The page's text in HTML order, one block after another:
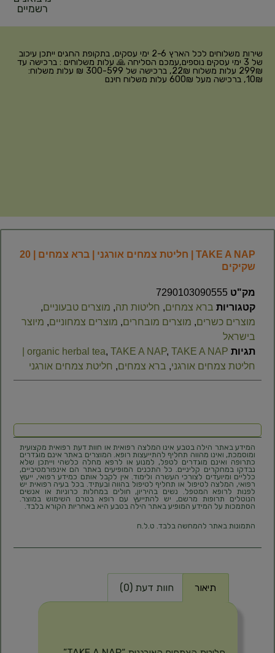
רשמיים
שירות משלוחים לכל הארץ 2-6 ימי עסקים, בתקופת החגים ייתכן עיכוב
של 3 ימי עסקים נוספים,עמכם הסליחה 🙏 עלות משלוחים : ברכישה עד
299₪ עלות משלוח 22₪, ברכישה של 300-599 ₪ עלות משלוח:
10₪, ברכישה מעל 600₪ עלות משלוח חינם
TAKE A NAP | חליטת צמחים אורגני | ברא צמחים | 20
שקיקים
מק"ט 7290103090555
קטגוריות ברא צמחים, חליטות תה, מוצרים טבעוניים,
מוצרים כשרים, מוצרים מובחרים, מוצרים צמחוניים, מיוצר
בישראל
תגיות
organic herbal tea, TAKE A NAP,
חליטת צמחים אורגני, ברא צמחים, חליטת צמחים אורגני
המידע באתר הילה בטבע אינו המלצה רפואית או חוות דעת רפואית מקצועית
ומוסמכת, ואינו מהווה תחליף להתייעצות רופא. המוצרים באתר אינם מוגדרים
כתרופה ואינם מוגדרים לטפל, למנוע או לרפא מחלה כלשהי וייתכן שלא
נבדקו במחקרים קליניים. כל התכנים המופיעים באתר הם אינפורמטיביים,
כלליים ומיועדים לצורכי העשרה ולימוד. אין לקבל אותם כמידע רפואי, ייעוץ
רפואי, המלצה לטיפול או תחליף לטיפול בהווה ובעתיד. בכל בעיה רפואית יש
לפנות לרופא המטפל. נשים בהיריון, חולים במחלות כרוניות או אנשים
הנוטלים תרופות מרשם, יש להתייעץ עם רופא בטרם השימוש במוצר.
הסתמכות על המידע המופיע באתר הילה בטבע היא באחריות הקורא בלבד.
התמונות באתר להמחשה בלבד. ט.ל.ח
תיאור חוות דעת (0)